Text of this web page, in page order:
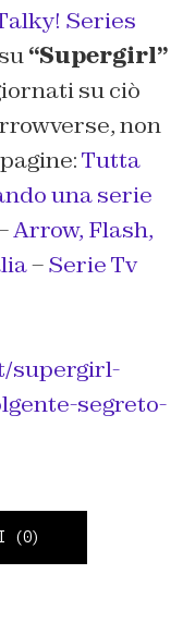
Series
“Supergirl”
su ciò
non
Tutta
una serie
Arrow, Flash,
–Serie Tv
supergirl-
segreto-
(0)